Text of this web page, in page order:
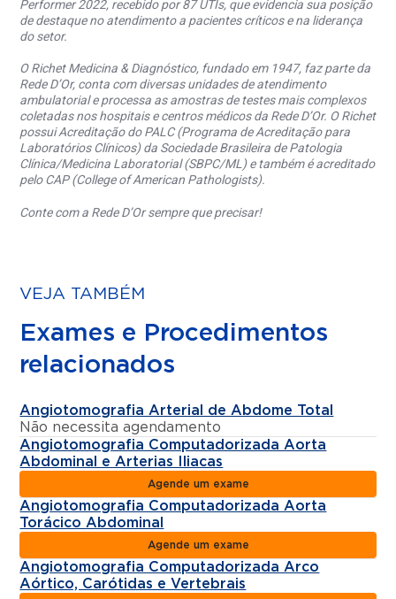
Performer 2022, recebido por 87 UTIs, que evidencia sua posição
de destaque no atendimento a pacientes críticos e na liderança
do setor.
O Richet Medicina & Diagnóstico, fundado em 1947, faz parte da
Rede D’Or, conta com diversas unidades de atendimento
ambulatorial e processa as amostras de testes mais complexos
coletadas nos hospitais e centros médicos da Rede D’Or. O Richet
possui Acreditação do PALC (Programa de Acreditação para
Laboratórios Clínicos) da Sociedade Brasileira de Patologia
Clínica/Medicina Laboratorial (SBPC/ML) e também é acreditado
pelo CAP (College of American Pathologists).
Conte com a Rede D’Or sempre que precisar!
VEJA TAMBÉM
Exames e Procedimentos
relacionados
Angiotomografia Arterial de Abdome Total
Não necessita agendamento
Angiotomografia Computadorizada Aorta
Abdominal e Arterias Iliacas
Agende um exame
Angiotomografia Computadorizada Aorta
Torácico Abdominal
Agende um exame
Angiotomografia Computadorizada Arco
Aórtico, Carótidas e Vertebrais